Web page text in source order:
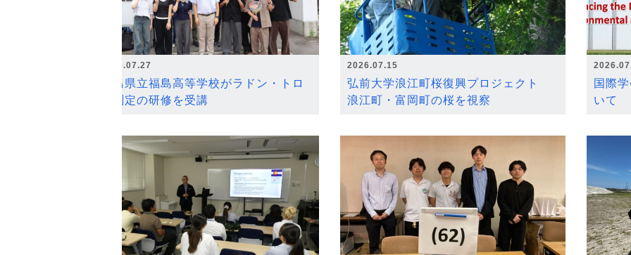
2026.07.27
福島県立福島高等学校がラドン・トロ
ン測定の研修を受講
2026.07.15
弘前大学浪江町桜復興プロジェクト
浪江町・富岡町の桜を視察
国際
いて